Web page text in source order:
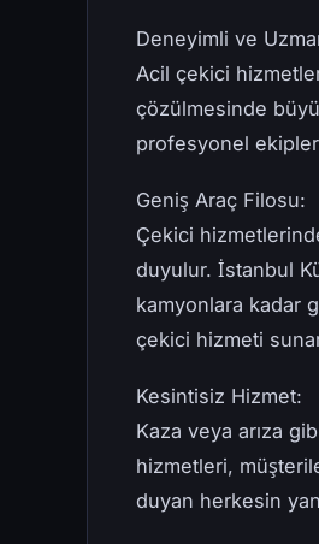
Deneyimli ve
Acil çekici
çözülmesinde
profesyonel
Geniş Araç Filosu:
Çekici
duyulur. İstanbul
kamyonlara kadar
çekici hizmeti
Kesintisiz Hizmet:
Kaza veya arıza
hizmetleri,
duyan herkesin